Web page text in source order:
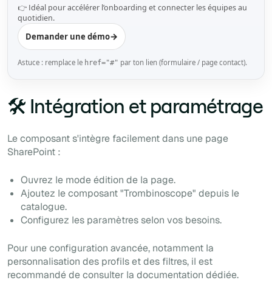
👉 Idéal pour accélérer l’onboarding et connecter les équipes au
quotidien.
Demander une démo→
Astuce : remplace le href="#" par ton lien (formulaire / page contact).
🛠️ Intégration et paramétrage
Le composant s'intègre facilement dans une page
SharePoint :
Ouvrez le mode édition de la page.
Ajoutez le composant "Trombinoscope" depuis le
catalogue.
Configurez les paramètres selon vos besoins.
Pour une configuration avancée, notamment la
personnalisation des profils et des filtres, il est
recommandé de consulter la documentation dédiée.